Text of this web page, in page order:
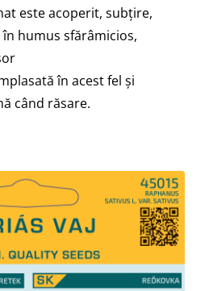
este acoperit, subțire,
humus sfărâmicios,
în acest fel și
când răsare.